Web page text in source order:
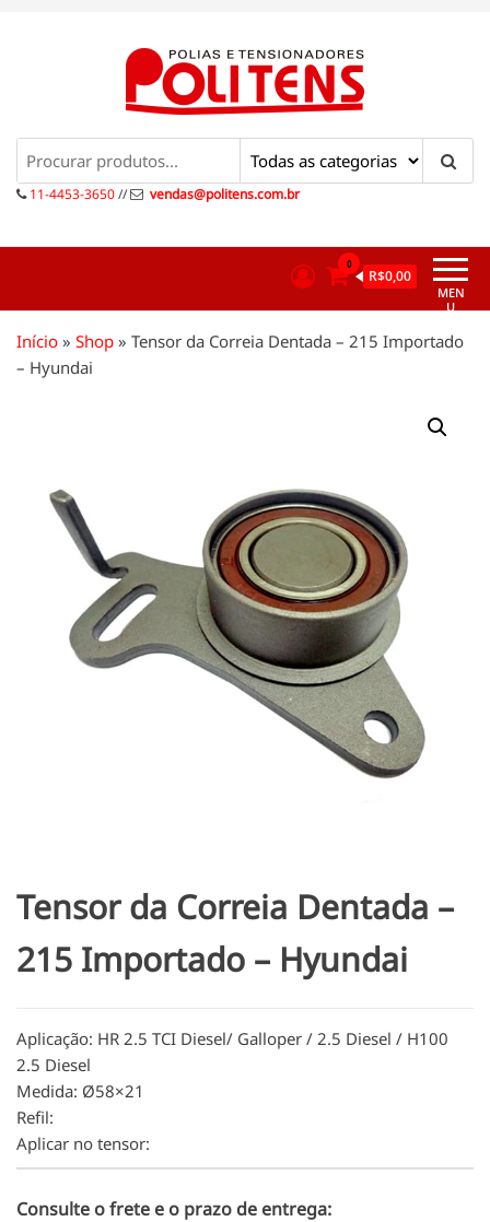
Politens Polias e tensionadores
11-4453-3650// vendas@politens.com.br
MEN
U
0
R$0,00
Início » Shop » Tensor da Correia Dentada – 215 Importado
– Hyundai
Tensor da Correia Dentada –
215 Importado – Hyundai
Aplicação: HR 2.5 TCI Diesel/ Galloper / 2.5 Diesel / H100
2.5 Diesel
Medida: Ø58×21
Refil:
Aplicar no tensor:
Consulte o frete e o prazo de entrega: